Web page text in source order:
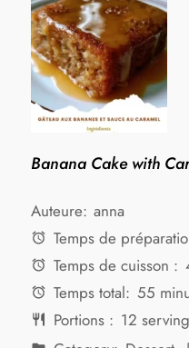
Banana Cake with
Auteure: anna
Temps de
Temps de cuisson :
Temps total: 55
Portions : 12